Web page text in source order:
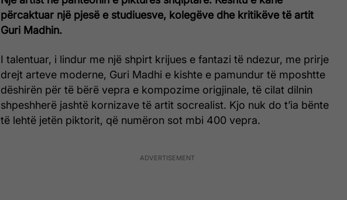
përcaktuar një pjesë e studiuesve, kolegëve dhe kritikëve të artit
Guri Madhin.
I talentuar, i lindur me një shpirt krijues e fantazi të ndezur, me prirje
drejt arteve moderne, Guri Madhi e kishte e pamundur të mposhtte
dëshirën për të bërë vepra e kompozime origjinale, të cilat dilnin
shpeshherë jashtë kornizave të artit socrealist. Kjo nuk do t’ia bënte
të lehtë jetën piktorit, që numëron sot mbi 400 vepra.